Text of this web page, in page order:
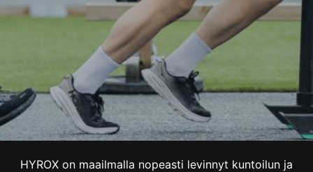
HYROX on maailmalla nopeasti levinnyt kuntoilun ja